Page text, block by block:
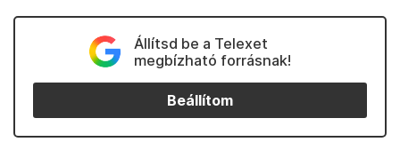
Állítsd be a Telexet
megbízható forrásnak!
Beállítom